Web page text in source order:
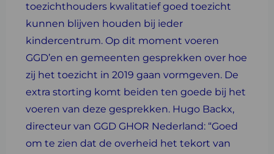
toezichthouders kwalitatief goed toezicht
kunnen blijven houden bij ieder
kindercentrum. Op dit moment voeren
GGD’en en gemeenten gesprekken over hoe
zij het toezicht in 2019 gaan vormgeven. De
extra storting komt beiden ten goede bij het
voeren van deze gesprekken. Hugo Backx,
directeur van GGD GHOR Nederland: “Goed
om te zien dat de overheid het tekort van